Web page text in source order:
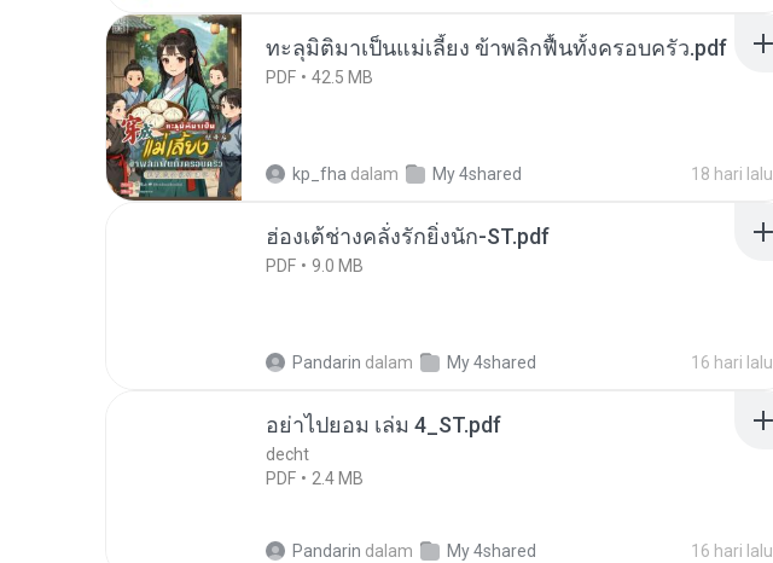
ทะลุมิติมาเป็นแม่เลี้ยง ข้าพลิกฟื้นทั้งครอบครัว.pdf
PDF 42.5 MB
kp_fha dalam My 4shared 18 hari lalu
ฮ่องเต้ช่างคลั่งรักยิ่งนัก-ST.pdf
PDF 9.0 MB
Pandarin dalam My 4shared 16 hari lalu
อย่าไปยอม เล่ม 4_ST.pdf
decht
PDF
2.4 MB
Pandarin dalam My 4shared 16 hari lalu